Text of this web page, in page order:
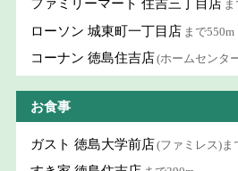
ファミリーマート 住吉三丁目店
ローソン 城東町一丁目店 まで550m
コーナン 徳島住吉店(ホームセンタ
お食事
ガスト 徳島大学前店(ファミレス)ま